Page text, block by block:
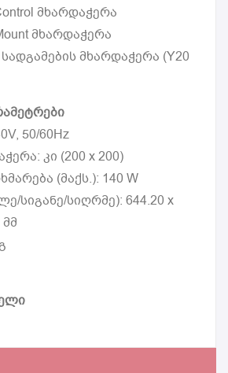
მხარდაჭერა
მხარდაჭერა
მხარდაჭერა (Y20
50/60Hz
კი (200 x 200)
(მაქს.): 140 W
სიგანე/სიღრმე): 644.20 x
მმ